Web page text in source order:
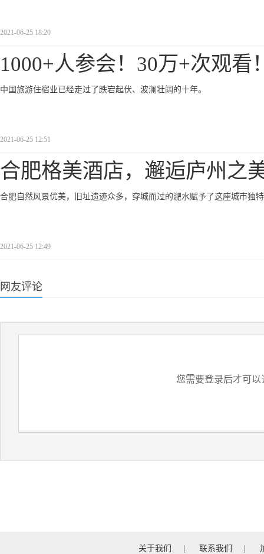
2021-06-25 18:20
1000+人参会！30万+次观看
中国旅游住宿业已经走过了跌宕起伏、波澜壮阔的十年。
2021-06-25 12:51
合肥格美酒店，邂逅庐州之
合肥自然风景优美，旧址遗迹众多，穿城而过的淝水赋予了这座城市独
2021-06-25 12:49
网友评论
您需要登录后才可以
关于我们 联系我们